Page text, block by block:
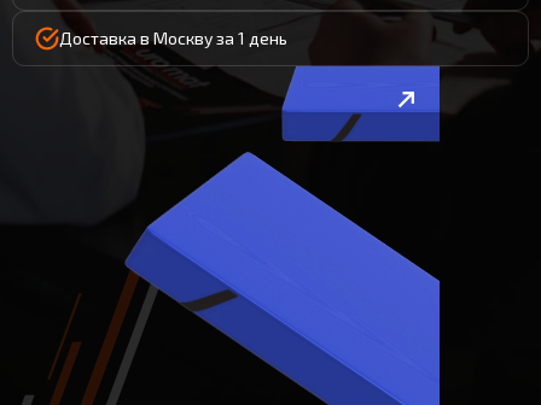
Доставка в Москву за 1 день